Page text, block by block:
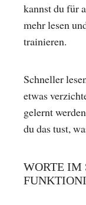
kannst du für
mehr lesen
trainieren.
Schneller
etwas
gelernt
du das tust,
WORTE IM